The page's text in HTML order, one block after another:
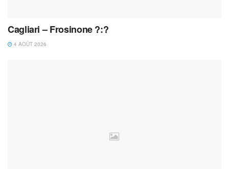
Cagliari – Frosinone ?:?
4 AOÛT 2026